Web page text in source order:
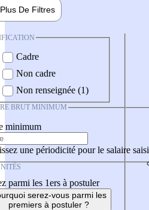
Plus De Filtres
Cadre
Non cadre
Non renseignée (1)
BRUT MINIMUM
minimum
une périodicité pour le salaire saisi
parmi les 1ers à postuler
serez-vous parmi les
premiers à postuler ?